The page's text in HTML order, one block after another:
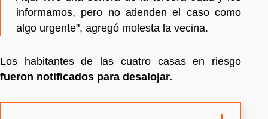
informamos, pero no atienden el caso como
algo urgente", agregó molesta la vecina.
Los habitantes de las cuatro casas en riesgo
fueron notificados para desalojar.